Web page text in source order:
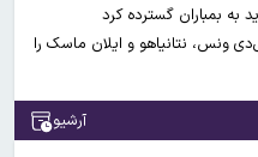
به بمباران گسترده کرد
ونس، نتانیاهو و ایلان ماسک را
آرشیو